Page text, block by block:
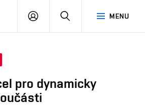
MENU
PŘIHLÁSIT
pro dynamicky